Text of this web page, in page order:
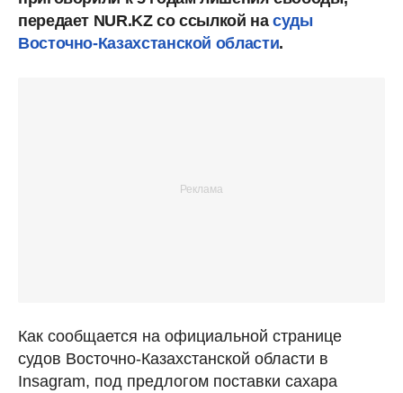
передает NUR.KZ со ссылкой насуды
Восточно-Казахстанской области.
Как сообщается на официальной странице
судов Восточно-Казахстанской области в
Insagram, под предлогом поставки сахара